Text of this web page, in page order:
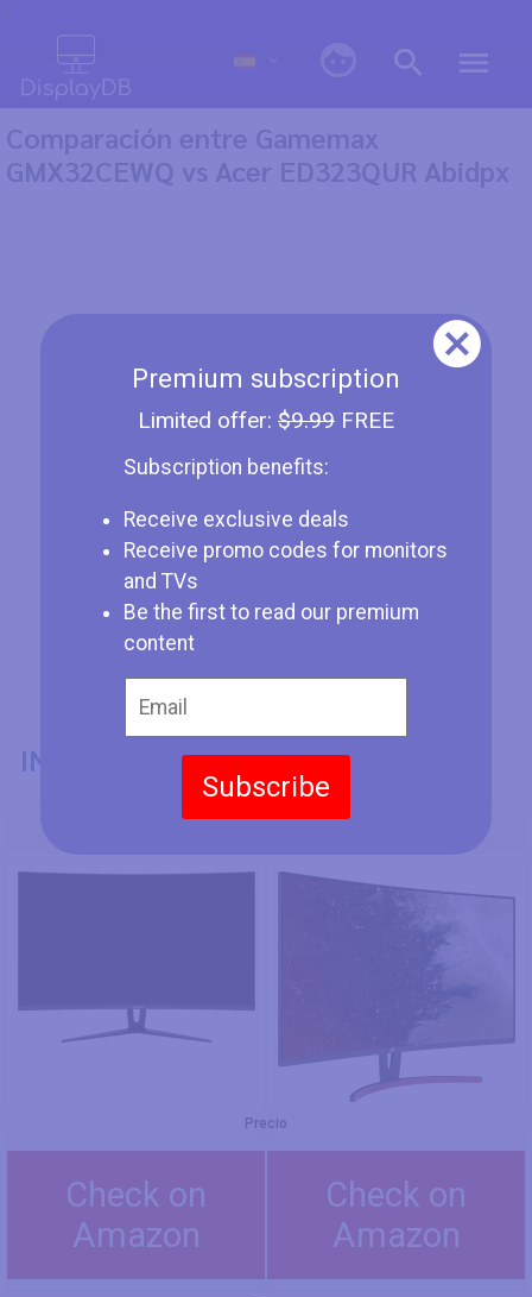
Premium subscription
Limited offer: $9.99FREE
Subscription benefits:
Receive exclusive deals
Receive promo codes for monitors
and TVs
Be the first to read our premium
content
Subscribe
Comparación entre Gamemax
GMX32CEWQ vs Acer ED323QUR Abidpx
INFORMACIÓN GENERAL
Precio
Check on
Amazon
Check on
Amazon